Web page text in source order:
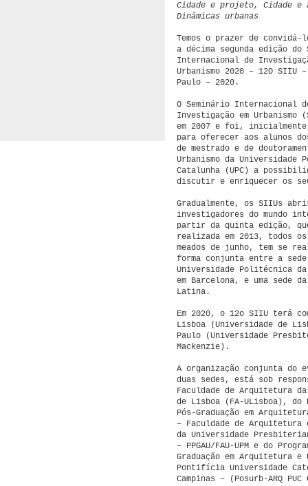
Cidade e projeto, Cidade e
Dinâmicas urbanas
Temos o prazer de
a décima segunda edição do
Internacional de
Urbanismo 2020 – 12O SIIU
Paulo – 2020.
O Seminário Internacional
Investigação em Urbanismo
em 2007 e foi,
para oferecer aos alunos
de mestrado e de
Urbanismo da Universidade
Catalunha (UPC) a
discutir e enriquecer os
Gradualmente, os SIIUs
investigadores do mundo
partir da quinta edição,
realizada em 2013, todos os
meados de junho, tem se
forma conjunta entre a
Universidade Politécnica
em Barcelona, e uma sede
Latina.
Em 2020, o 12o SIIU terá
Lisboa (Universidade de
Paulo (Universidade
Mackenzie).
A organização conjunta do
duas sedes, está sob
Faculdade de Arquitetura
de Lisboa (FA-ULisboa), do
Pós-Graduação em
– Faculdade de Arquitetura
da Universidade
– PPGAU/FAU-UPM e do
Graduação em Arquitetura e
Pontifícia Universidade
Campinas – (Posurb-ARQ PUC